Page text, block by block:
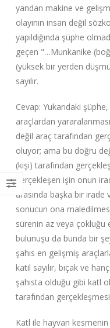
yandan makine ve
olayının insan değil
yapıldığında şüphe
geçen "…Munkanike
(yüksek bir yerden
sayılır.
Cevap: Yukarıdaki
araçlardan
değil araç tarafından
oluyor; ama bu doğru
(kişi) tarafından
gerçekleşen işin onun
arasında başka bir irade
sonucun ona
sürenin az veya çokluğu
bulunuşu da bunda bir
şahıs en gelişmiş
katil sayılır, bıçak ve
şahısta olduğu gibi katl
tarafından
Katl ile hayvan